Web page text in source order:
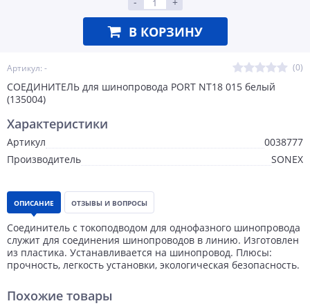
Артикул: - (0)
СОЕДИНИТЕЛЬ для шинопровода PORT NT18 015 белый
(135004)
В КОРЗИНУ
Характеристики
Артикул
0038777
Производитель
SONEX
ОПИСАНИЕ ОТЗЫВЫ И ВОПРОСЫ
Соединитель с токоподводом для однофазного шинопровода
служит для соединения шинопроводов в линию. Изготовлен
из пластика. Устанавливается на шинопровод. Плюсы:
прочность, легкость установки, экологическая безопасность.
Похожие товары